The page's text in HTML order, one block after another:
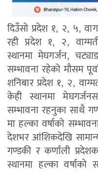
दिउँसो प्रदेश १, २, ५,
रही प्रदेश १, २,
स्थानमा मेघगर्जन,
सम्भावना रहेको मौसम
शनिबार प्रदेश १, २,
केही स्थानमा
सम्भावना रहनुका साथै
मा हल्का वर्षाको
देशभर आंशिकदेखि
गण्डकी र कर्णाली
स्थानमा हल्का वर्षाको